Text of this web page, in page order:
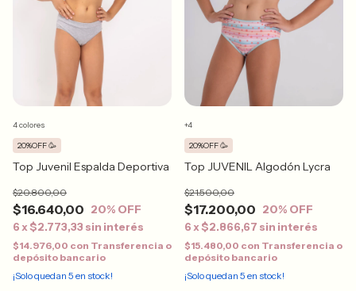
Top Juvenil Espalda Deportiva
$16.640,00
$20.800,00
20% OFF
6 x$2.773,33 sin interés
20%OFF 🥳
$14.976,00 con Transferencia o
depósito bancario
¡Solo quedan 5 en stock!
4 colores
Top JUVENIL Algodón Lycra
$17.200,00
$21.500,00
20% OFF
6 x$2.866,67 sin interés
20%OFF 🥳
$15.480,00 con Transferencia o
depósito bancario
¡Solo quedan 5 en stock!
+4